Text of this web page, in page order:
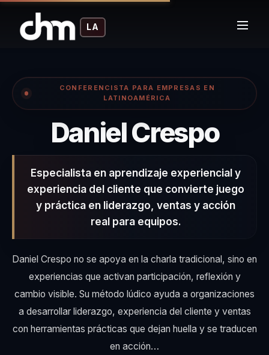
LA
CONFERENCISTA PARA EMPRESAS EN
LATINOAMÉRICA
Daniel Crespo–
Especialista en aprendizaje experiencial y
experiencia del cliente que convierte juego
y práctica en liderazgo, ventas y acción
real para equipos.
Daniel Crespo no se apoya en la charla tradicional, sino en
experiencias que activan participación, reflexión y
cambio visible. Su método lúdico ayuda a organizaciones
a desarrollar liderazgo, experiencia del cliente y ventas
con herramientas prácticas que dejan huella y se traducen
en acción…